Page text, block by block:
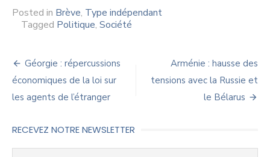
Posted in Brève, Type indépendant
Tagged Politique, Société
Navigation
de
l’article
Géorgie : répercussions
économiques de la loi sur
les agents de l’étranger
Arménie : hausse des
tensions avec la Russie et
le Bélarus
RECEVEZ NOTRE NEWSLETTER